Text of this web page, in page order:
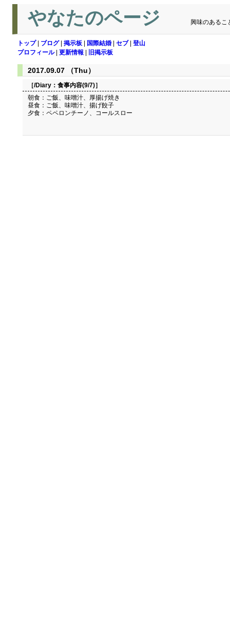
やなたのページ 興味のあるこ
トップ| ブログ| 掲示板 国際結婚 セブ| 登山
プロフィール| 更新情報 旧掲示板
2017.09.07 （Thu）
［/Diary： 食事内容(9/7)］
朝食：ご飯、味噌汁、厚揚げ焼き
昼食：ご飯、味噌汁、揚げ餃子
夕食：ペペロンチーノ、コールスロー